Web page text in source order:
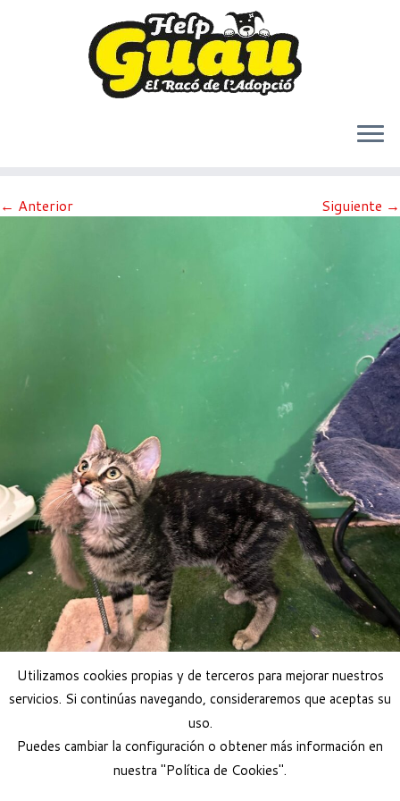
al
← Anterior Siguiente →
Utilizamos cookies propias y de terceros para mejorar nuestros
servicios. Si continúas navegando, consideraremos que aceptas su
uso.
Puedes cambiar la configuración o obtener más información en
nuestra "Política de Cookies".